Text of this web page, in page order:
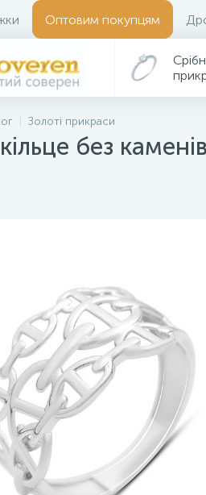
Оптовим покупцям
Золоті прикраси
без каменів